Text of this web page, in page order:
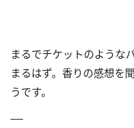
まるでチケットのような
まるはず。香りの感想を
うです。